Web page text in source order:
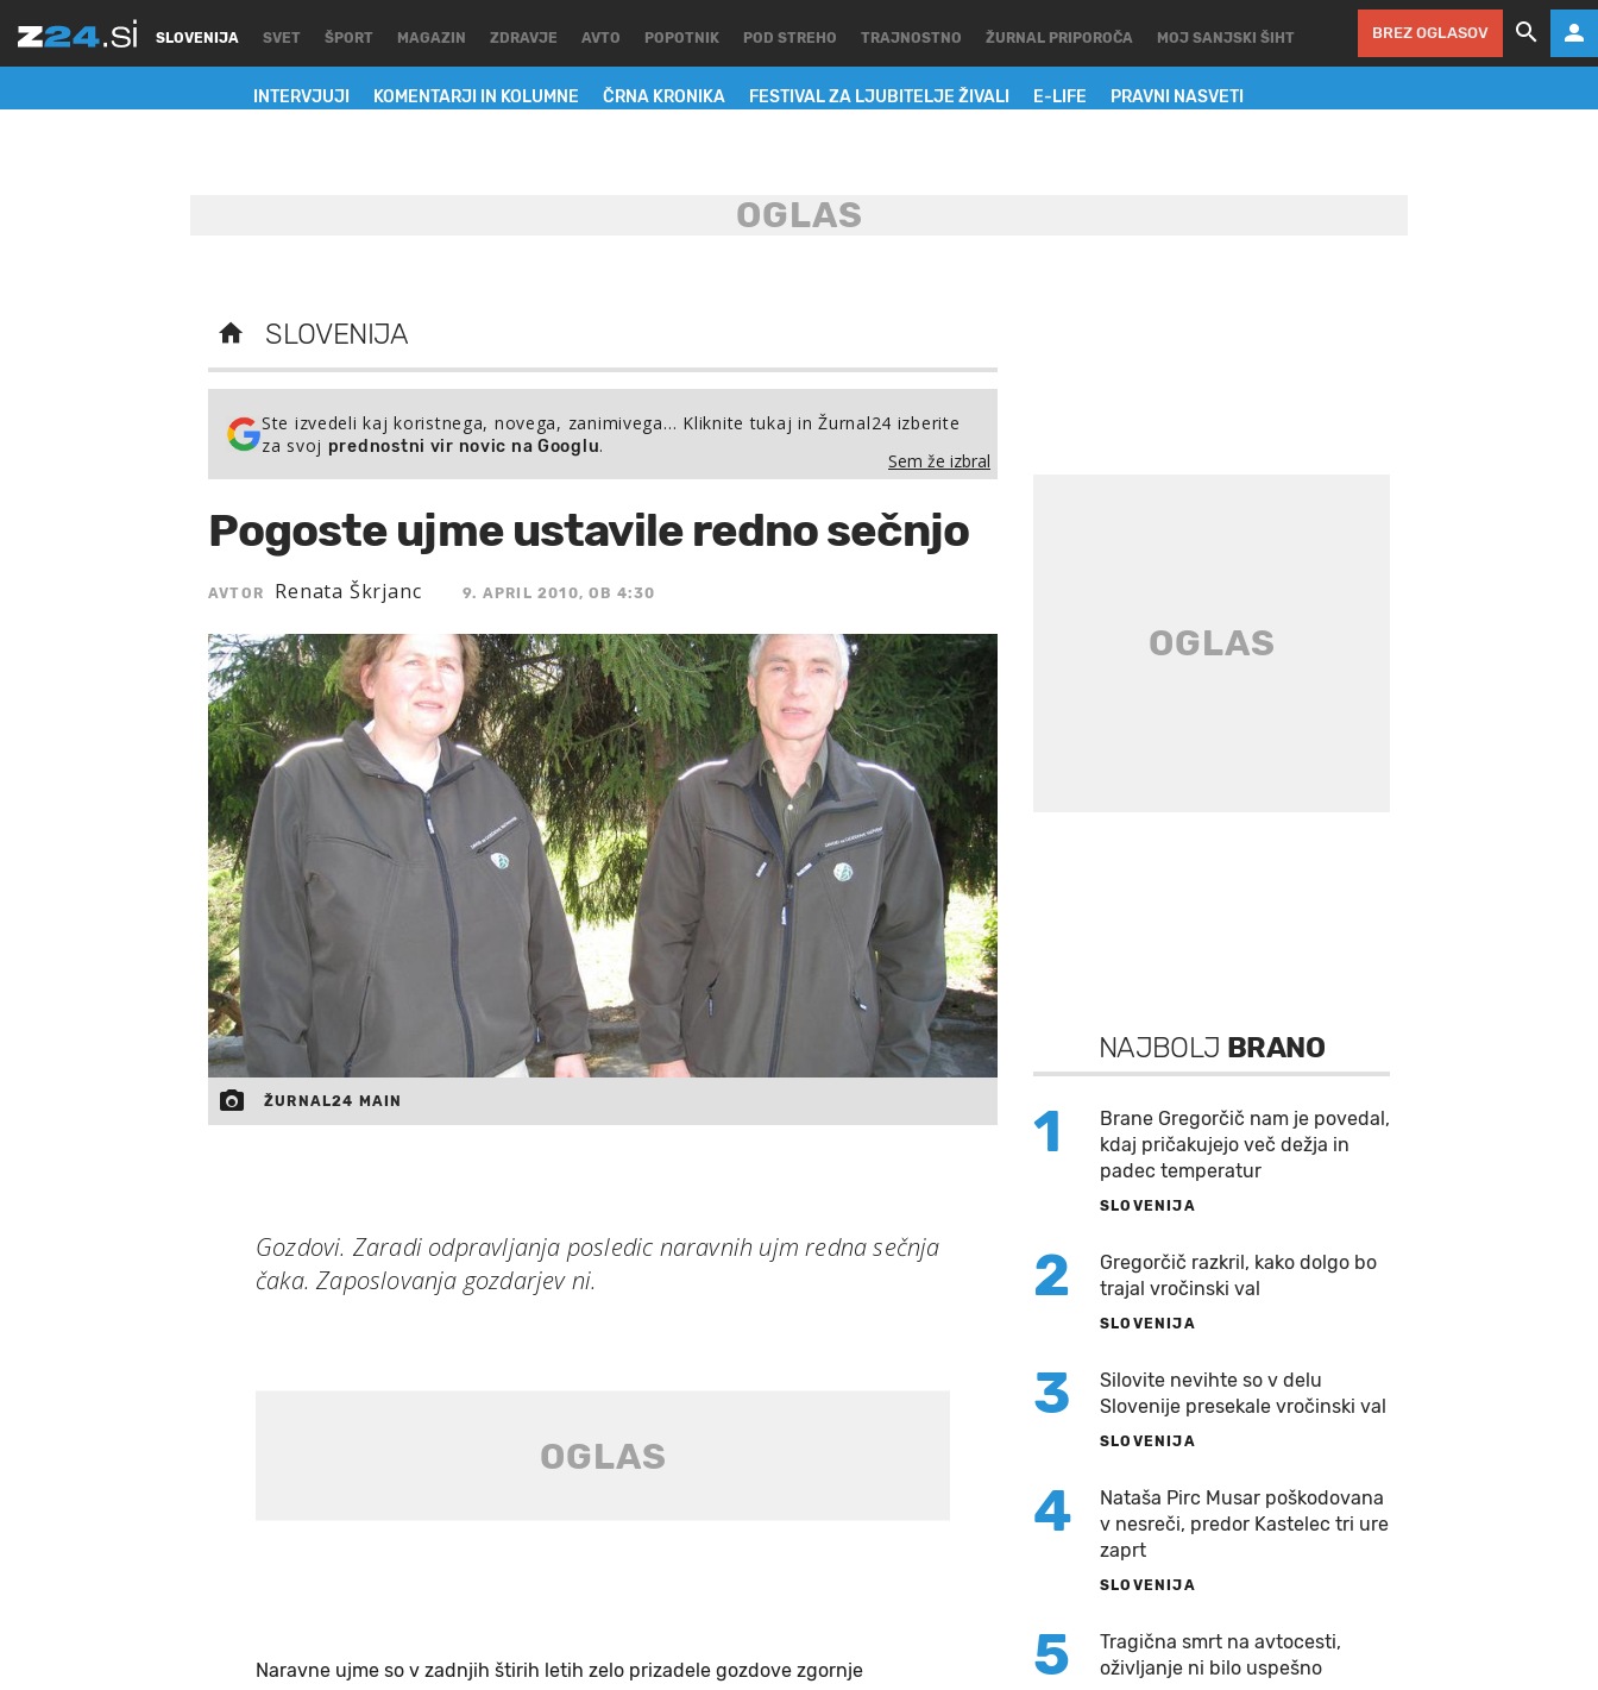
SLOVENIJA
INTERVJUJI KOMENTARJI IN KOLUMNE ČRNA KRONIKA FESTIVAL ZA LJUBITELJE ŽIVALI E-LIFE PRAVNI NASVETI
SVET ŠPORT MAGAZIN ZDRAVJE AVTO POPOTNIK POD STREHO TRAJNOSTNO ŽURNAL PRIPOROČA MOJ SANJSKI ŠIHT BREZ OGLASOV
SLOVENIJA
Ste izvedeli kaj koristnega, novega, zanimivega… Kliknite tukaj in Žurnal24 izberite
za svoj prednostni vir novic na Googlu.
Sem že izbral
Pogoste ujme ustavile redno sečnjo
AVTOR Renata Škrjanc 9. APRIL 2010, OB 4:30
ŽURNAL24 MAIN
Gozdovi. Zaradi odpravljanja posledic naravnih ujm redna sečnja
čaka. Zaposlovanja gozdarjev ni.
Naravne ujme so v zadnjih štirih letih zelo prizadele gozdove zgornje
NAJBOLJ BRANO
1
Brane Gregorčič nam je povedal,
kdaj pričakujejo več dežja in
padec temperatur
SLOVENIJA
2
Gregorčič razkril, kako dolgo bo
trajal vročinski val
SLOVENIJA
3
Silovite nevihte so v delu
Slovenije presekale vročinski val
SLOVENIJA
4
Nataša Pirc Musar poškodovana
v nesreči, predor Kastelec tri ure
zaprt
SLOVENIJA
5
Tragična smrt na avtocesti,
oživljanje ni bilo uspešno